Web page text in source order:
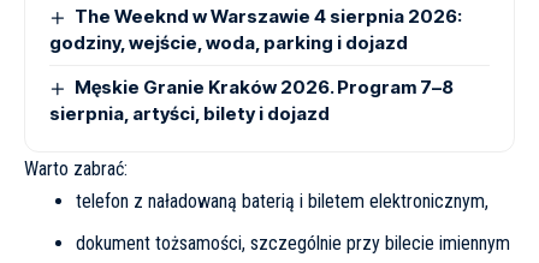
The Weeknd w Warszawie 4 sierpnia 2026:
godziny, wejście, woda, parking i dojazd
Męskie Granie Kraków 2026. Program 7–8
sierpnia, artyści, bilety i dojazd
Warto zabrać:
telefon z naładowaną baterią i biletem elektronicznym,
dokument tożsamości, szczególnie przy bilecie imiennym